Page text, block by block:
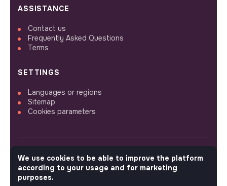
ASSISTANCE
Contact us
Frequently Asked Questions
Terms
SETTINGS
Languages or regions
Sitemap
Cookies parameters
FOLLOW US
We use cookies to be able to improve the platform
according to your usage and for marketing
purposes.